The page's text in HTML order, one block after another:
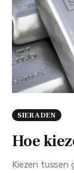
SIERADEN
Hoe
Kiezen tussen